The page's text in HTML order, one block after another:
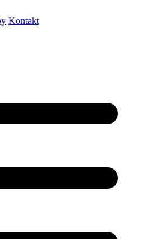
Kontakt